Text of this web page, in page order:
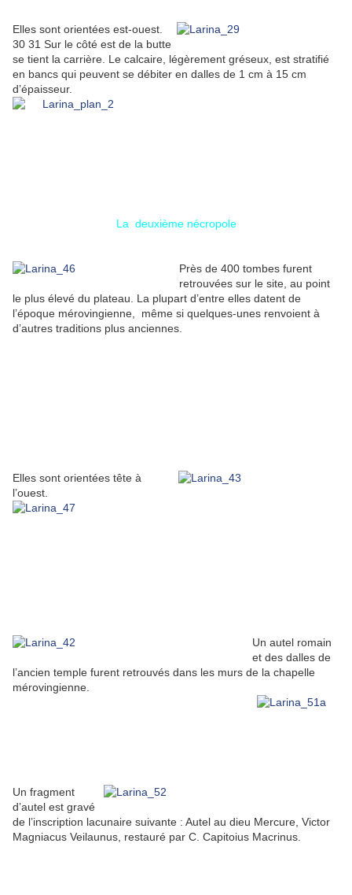
Elles sont orientées est-ouest.
30 31 Sur le côté est de la butte
se tient la carrière. Le calcaire, légèrement gréseux, est stratifié
en bancs qui peuvent se débiter en dalles de 1 cm à 15 cm
d’épaisseur.
La deuxième nécropole
Près de 400 tombes furent
retrouvées sur le site, au point
le plus élevé du plateau. La plupart d’entre elles datent de
l’époque mérovingienne, même si quelques-unes renvoient à
d’autres traditions plus anciennes.
Elles sont orientées tête à
l’ouest.
Un autel romain
et des dalles de
l’ancien temple furent retrouvés dans les murs de la chapelle
mérovingienne.
Un fragment
d’autel est gravé
de l’inscription lacunaire suivante : Autel au dieu Mercure, Victor
Magniacus Veilaunus, restauré par C. Capitoius Macrinus.